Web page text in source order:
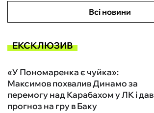
Всі новини
ЕКСКЛЮЗИВ
«У Пономаренка є чуйка»:
Максимов похвалив Динамо за
перемогу над Карабахом у ЛК і дав
прогноз на гру в Баку